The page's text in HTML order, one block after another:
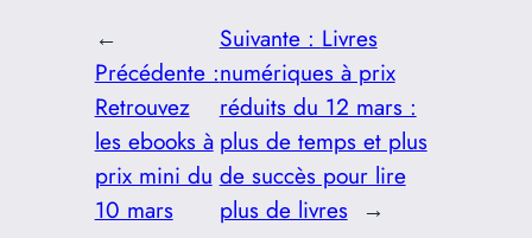
←
Précédente :
Retrouvez
les ebooks à
prix mini du
10 mars
Suivante : Livres
numériques à prix
réduits du 12 mars :
plus de temps et plus
de succès pour lire
plus de livres →